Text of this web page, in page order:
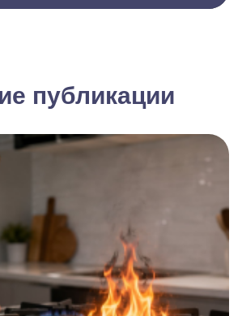
публикации